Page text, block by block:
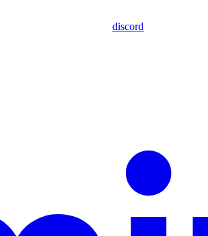
discord